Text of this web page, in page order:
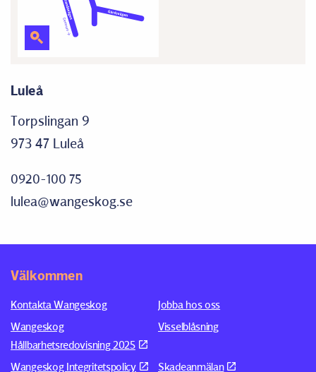
Luleå
Torpslingan 9
973 47 Luleå
0920-100 75
lulea@wangeskog.se
Välkommen
Kontakta Wangeskog
Jobba hos oss
Wangeskog
Hållbarhetsredovisning 2025
Visselblåsning
Wangeskog Integritetspolicy Skadeanmälan